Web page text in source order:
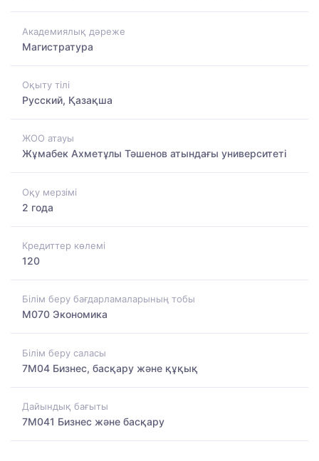
Академиялық дәреже
Магистратура
Оқыту тілі
Русский, Қазақша
ЖОО атауы
Жұмабек Ахметұлы Тәшенов атындағы университеті
Оқу мерзімі
2 года
Кредиттер көлемі
120
Білім беру бағдарламаларының тобы
M070 Экономика
Білім беру саласы
7M04 Бизнес, басқару және құқық
Дайындық бағыты
7M041 Бизнес және басқару